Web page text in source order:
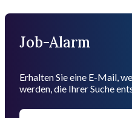
Job-Alarm
Erhalten Sie eine E-Mail,
werden, die Ihrer Suche